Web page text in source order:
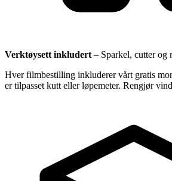
Verktøysett inkludert – Sparkel, cutter og
Hver filmbestilling inkluderer vårt gratis
er tilpasset kutt eller løpemeter. Rengjør